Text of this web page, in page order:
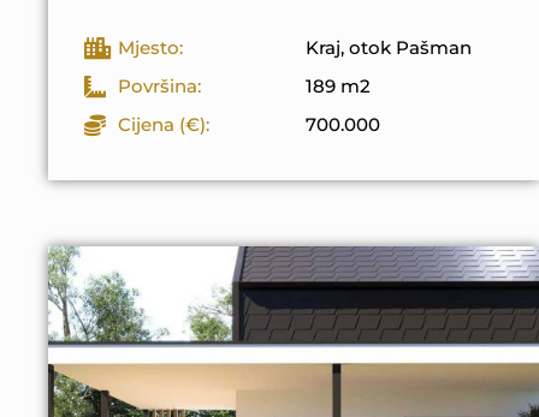
Mjesto:
Kraj, otok Pašman
Površina:
189 m2
Cijena (€):
700.000